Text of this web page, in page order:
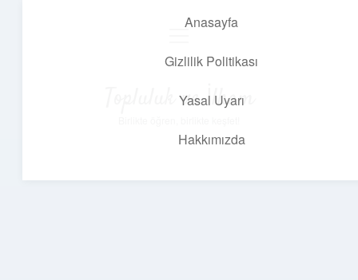
Anasayfa
Gizlilik Politikası
Yasal Uyarı
Hakkımızda
Topluluk ve İlham